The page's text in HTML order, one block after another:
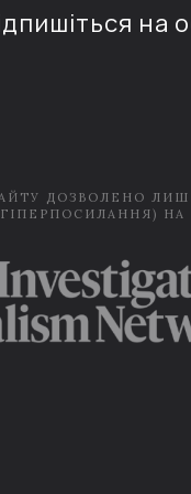
на
ДОЗВОЛЕНО
НА